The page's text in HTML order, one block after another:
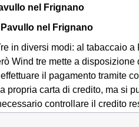
nel Frignano
nel Frignano
in diversi modi: al tabaccaio
Wind tre mette a
il pagamento tramite
propria carta di credito, ma si
controllare il credito